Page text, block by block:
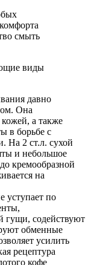
смыть
виды
давно
Она
кожей, а также
в борьбе с
На 2 ст.л. сухой
и небольшое
кремообразной
на
уступает по
гущи, содействуют
обменные
усилить
рецептура
кофе